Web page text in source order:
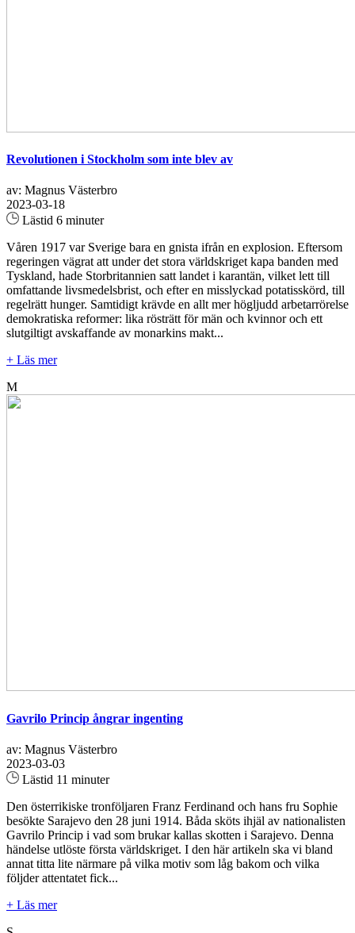
Revolutionen i Stockholm som inte blev av
av: Magnus Västerbro
2023-03-18
Lästid 6 minuter
Våren 1917 var Sverige bara en gnista ifrån en explosion. Eftersom
regeringen vägrat att under det stora världskriget kapa banden med
Tyskland, hade Storbritannien satt landet i karantän, vilket lett till
omfattande livsmedelsbrist, och efter en misslyckad potatisskörd, till
regelrätt hunger. Samtidigt krävde en allt mer högljudd arbetarrörelse
demokratiska reformer: lika rösträtt för män och kvinnor och ett
slutgiltigt avskaffande av monarkins makt...
+ Läs mer
M
Gavrilo Princip ångrar ingenting
av: Magnus Västerbro
2023-03-03
Lästid 11 minuter
Den österrikiske tronföljaren Franz Ferdinand och hans fru Sophie
besökte Sarajevo den 28 juni 1914. Båda sköts ihjäl av nationalisten
Gavrilo Princip i vad som brukar kallas skotten i Sarajevo. Denna
händelse utlöste första världskriget. I den här artikeln ska vi bland
annat titta lite närmare på vilka motiv som låg bakom och vilka
följder attentatet fick...
+ Läs mer